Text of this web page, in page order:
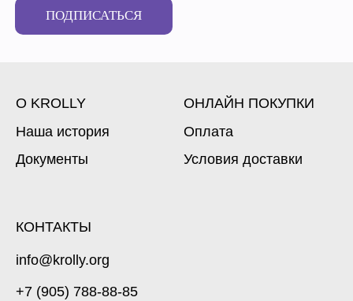
ПОДПИСАТЬСЯ
О KROLLY ОНЛАЙН ПОКУПКИ
КОНТАКТЫ
Наша история
Документы
Оплата
Условия доставки
info@krolly.org
+7 (905) 788-88-85